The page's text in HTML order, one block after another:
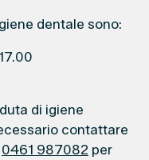
dentale sono:
di igiene
contattare
0461 987082 per